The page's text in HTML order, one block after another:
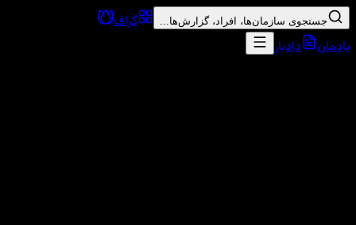
جستجوی سازمان‌ها، افراد، گزارش‌ها...
گراف
یادمان
دادیار